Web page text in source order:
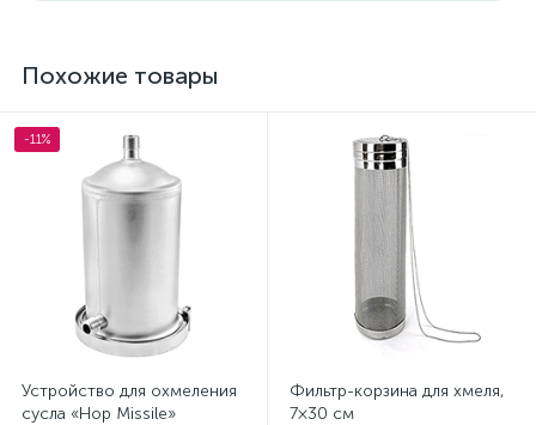
Похожие товары
-11%
Устройство для охмеления
сусла «Hop Missile»
Фильтр-корзина для хмеля,
7×30 см